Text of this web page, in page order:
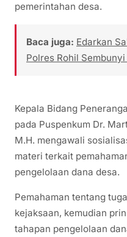
pemerintahan desa.
Baca juga: Edarkan
Polres Rohil
Kepala Bidang
pada Puspenkum Dr.
M.H. mengawali
materi terkait
pengelolaan dana desa.
Pemahaman tentang
kejaksaan, kemudian
tahapan pengelolaan